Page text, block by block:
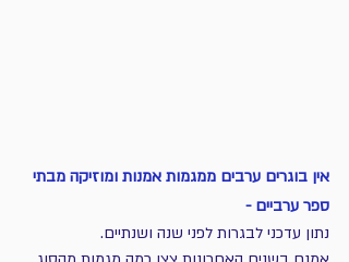
אין בוגרים ערבים ממגמות אמנות ומוזיקה מבתי
ספר ערביים -
נתון עדכני לבגרות לפני שנה ושנתיים.